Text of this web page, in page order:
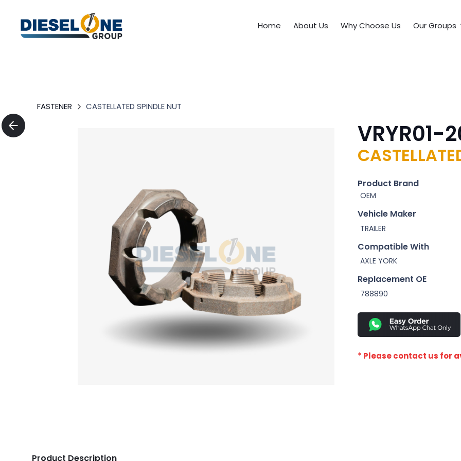
Home About Us Why Choose Us Our Groups
FASTENER CASTELLATED SPINDLE NUT
VRYR01-
Product Brand
OEM
Vehicle Maker
TRAILER
Compatible With
AXLE YORK
Replacement OE
788890
* Please contact us for
Product Description